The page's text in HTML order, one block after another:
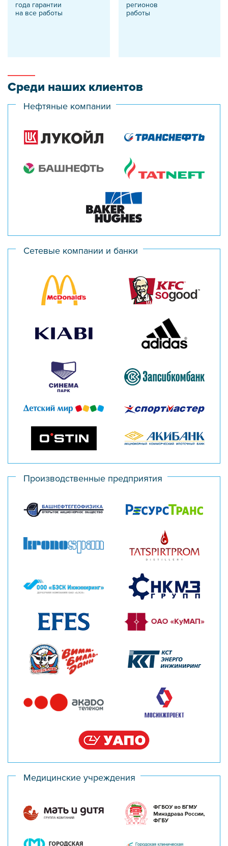
года гарантии
на все работы
регионов
работы
Среди наших клиентов
Нефтяные компании
Сетевые компании и банки
Производственные предприятия
Медицинские учреждения